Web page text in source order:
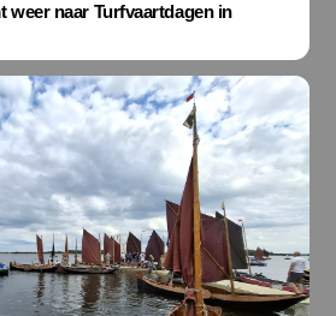
weer naar Turfvaartdagen in